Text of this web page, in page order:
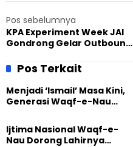
Pos sebelumnya
KPA Experiment Week JAI
Gondrong Gelar Outbound,
Muda
Pos Terkait
Menjadi ‘Ismail’ Masa Kini,
Generasi Waqf-e-Nau
Pengabdian
Ijtima Nasional Waqf-e-
Nau Dorong Lahirnya